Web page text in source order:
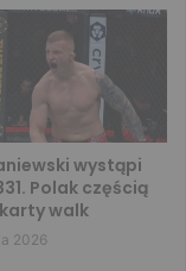
wystąpi
Polak częścią
walk
2026